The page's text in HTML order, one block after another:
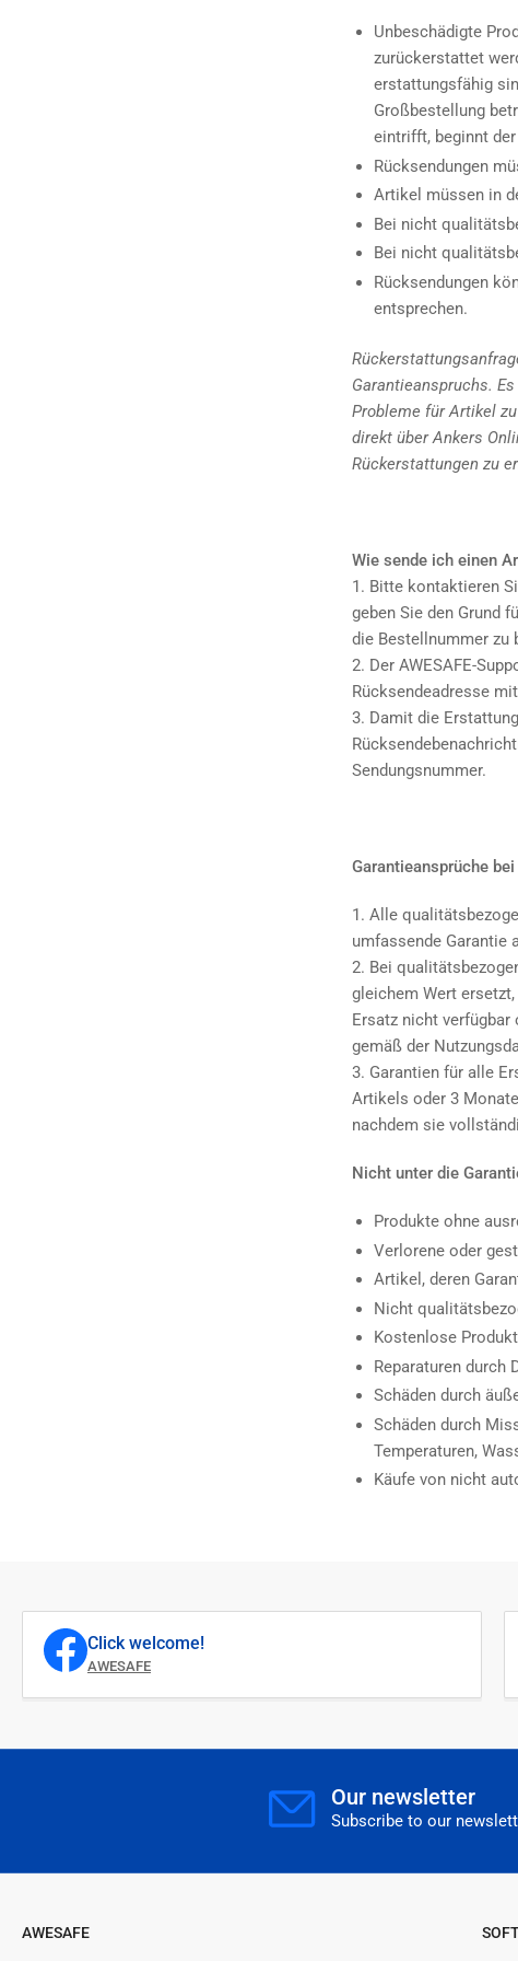
Unbeschädigte
zurückerstattet
erstattungsfähig
Großbestellung
eintrifft, beginnt
Rücksendungen
Artikel müssen in
Bei nicht
Bei nicht
Rücksendungen
entsprechen.
Garantieanspruchs.
Probleme für Artikel
direkt über Ankers
Rückerstattungen zu
Wie sende ich einen
1. Bitte kontaktieren
geben Sie den Grund
die Bestellnummer zu
2. Der AWESAFE-
Rücksendeadresse
3. Damit die
Sendungsnummer.
Garantieansprüche
1. Alle
umfassende Garantie
2. Bei
gleichem Wert
Ersatz nicht verfügbar
gemäß der
3. Garantien für alle
Artikels oder 3
nachdem sie
Nicht unter die
Produkte ohne
Verlorene oder
Artikel, deren
Nicht
Kostenlose
Reparaturen durch
Schäden durch
Schäden durch
Temperaturen,
Käufe von nicht
Click welcome!
AWESAFE
Our newsletter
Subscribe to our
AWESAFE